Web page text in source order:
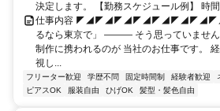
決定します。 【勤務スケジュール例】 時
仕事内容
るなら東京で」 ――― そう思っていません
制作に携われるのが 当社のお仕事です。
視し...
フリーター歓迎 学歴不問 固定時間制 経験者歓迎
ピアスOK
服装自由 ひげOK 髪型・髪色自由